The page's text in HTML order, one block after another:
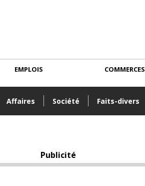
Affaires Société Faits-divers
EMPLOIS COMMERCES
Publicité